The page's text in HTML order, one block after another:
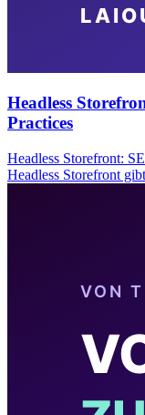
Headless
Practices
Headless Storefront:
Headless Storefront